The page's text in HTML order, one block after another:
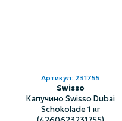
Артикул: 231755
Swisso
Капучино Swisso Dubai
Schokolade 1 кг